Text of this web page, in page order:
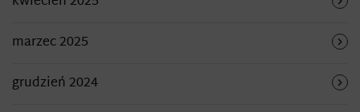
marzec 2025
grudzień 2024